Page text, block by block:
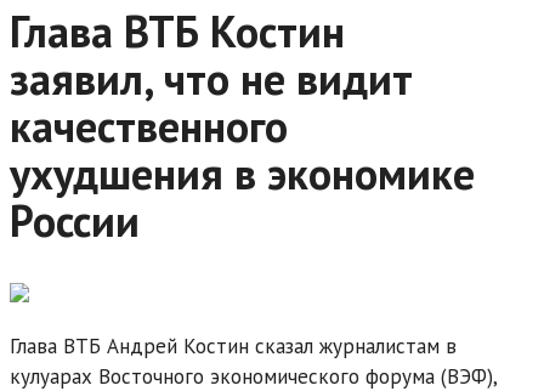
Глава ВТБ Костин
заявил, что не видит
качественного
ухудшения в экономике
России
Глава ВТБ Андрей Костин сказал журналистам в
кулуарах Восточного экономического форума (ВЭФ),